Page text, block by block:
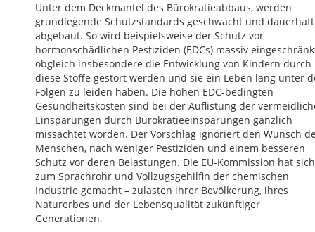
Unter dem Deckmantel des Bürokratieabbaus, werden
grundlegende Schutzstandards geschwächt und dauerhaft
abgebaut. So wird beispielsweise der Schutz vor
hormonschädlichen Pestiziden (EDCs) massiv
obgleich insbesondere die Entwicklung von Kindern durch
diese Stoffe gestört werden und sie ein Leben lang unter
Folgen zu leiden haben. Die hohen EDC-bedingten
Gesundheitskosten sind bei der Auflistung der
Einsparungen durch Bürokratieeinsparungen gänzlich
missachtet worden. Der Vorschlag ignoriert den Wunsch
Menschen, nach weniger Pestiziden und einem besseren
Schutz vor deren Belastungen. Die EU-Kommission hat sich
zum Sprachrohr und Vollzugsgehilfin der chemischen
Industrie gemacht – zulasten ihrer Bevölkerung, ihres
Naturerbes und der Lebensqualität zukünftiger
Generationen.